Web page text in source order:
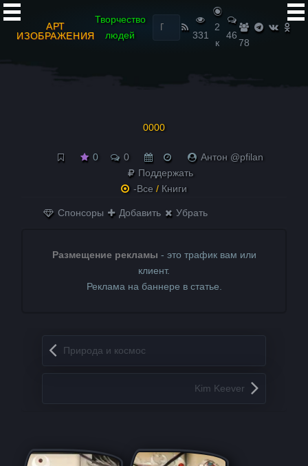
АРТ
ИЗОБРАЖЕНИЯ
Творчество
людей
Найти:
331
2
к
46
78
0000
0 0
Антон @pfilan
Поддержать
-Все / Книги
Спонсоры Добавить Убрать
Размещение рекламы - это трафик вам или
клиент.
Реклама на баннере в статье.
Запись навигация
Природа и космос
Kim Keever